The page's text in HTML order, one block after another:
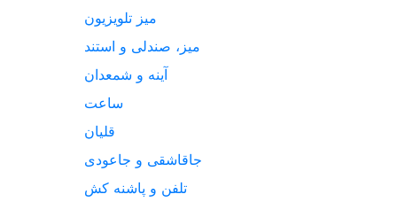
میز تلویزیون
میز، صندلی و استند
آینه و شمعدان
ساعت
قلیان
جاقاشقی و جاعودی
تلفن و پاشنه کش